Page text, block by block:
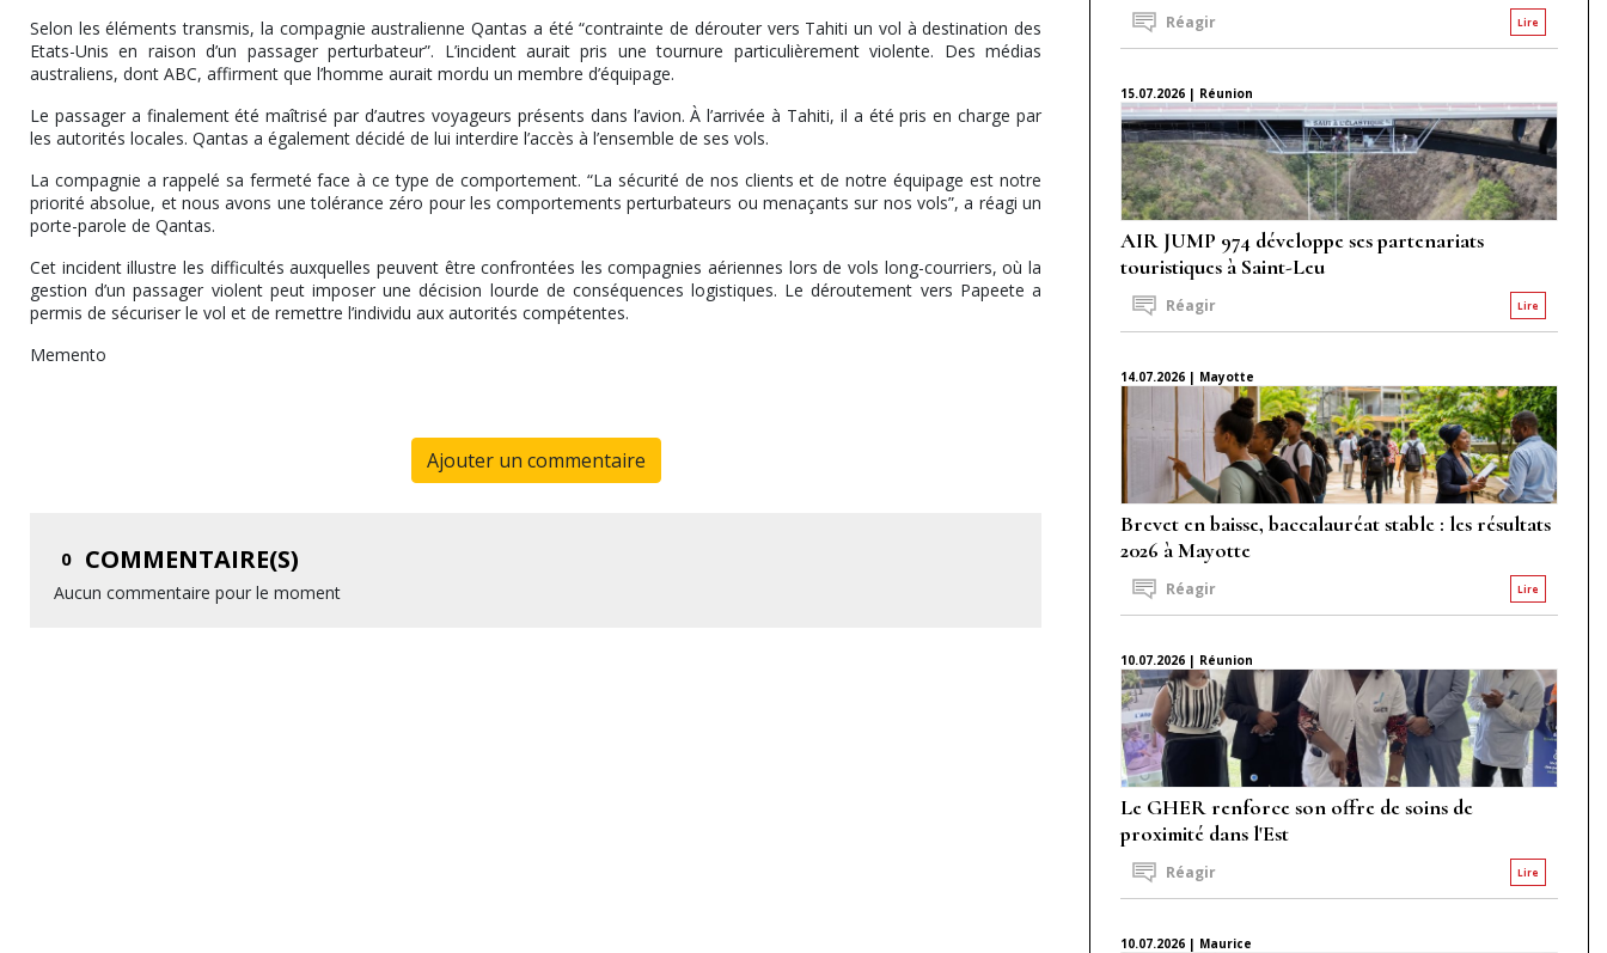
Selon les éléments transmis, la compagnie australienne Qantas a été “contrainte de dérouter vers Tahiti un vol à destination des
Etats-Unis en raison d’un passager perturbateur”. L’incident aurait pris une tournure particulièrement violente. Des médias
australiens, dont ABC, affirment que l’homme aurait mordu un membre d’équipage.
Le passager a finalement été maîtrisé par d’autres voyageurs présents dans l’avion. À l’arrivée à Tahiti, il a été pris en charge par
les autorités locales. Qantas a également décidé de lui interdire l’accès à l’ensemble de ses vols.
La compagnie a rappelé sa fermeté face à ce type de comportement. “La sécurité de nos clients et de notre équipage est notre
priorité absolue, et nous avons une tolérance zéro pour les comportements perturbateurs ou menaçants sur nos vols”, a réagi un
porte-parole de Qantas.
Cet incident illustre les difficultés auxquelles peuvent être confrontées les compagnies aériennes lors de vols long-courriers, où la
gestion d’un passager violent peut imposer une décision lourde de conséquences logistiques. Le déroutement vers Papeete a
permis de sécuriser le vol et de remettre l’individu aux autorités compétentes.
Memento
Ajouter un commentaire
0 COMMENTAIRE(S)
Aucun commentaire pour le moment
Lire
Réagir
15.07.2026 | Réunion
AIR JUMP 974 développe ses partenariats
touristiques à Saint-Leu
Lire
Réagir
14.07.2026 | Mayotte
Brevet en baisse, baccalauréat stable : les résultats
2026 à Mayotte
Lire
Réagir
10.07.2026 | Réunion
Le GHER renforce son offre de soins de
proximité dans l'Est
Lire
Réagir
10.07.2026 | Maurice